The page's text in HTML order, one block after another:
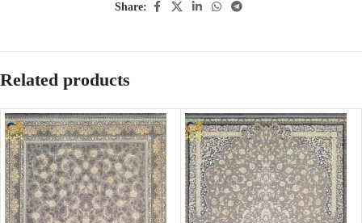
Share:
Related products